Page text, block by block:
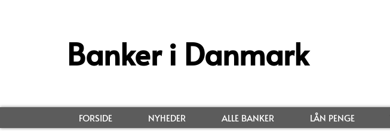
Banker i Danmark
FORSIDE NYHEDER ALLE BANKER LÅN PENGE